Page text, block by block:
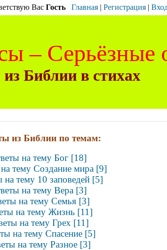
Вас Гость Главная | Регистрация |
– Серьёзные
Библии в стихах
из Библии по темам:
на тему Бог [18]
тему Создание мира [9]
тему 10 заповедей [5]
на тему Вера [3]
на тему Семья [3]
на тему Жизнь [11]
на тему Грех [11]
на тему Спасение [5]
на тему Разное [3]